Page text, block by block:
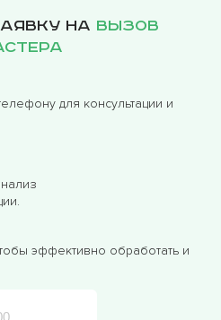
на вызов
для консультации и
эффективно обработать и